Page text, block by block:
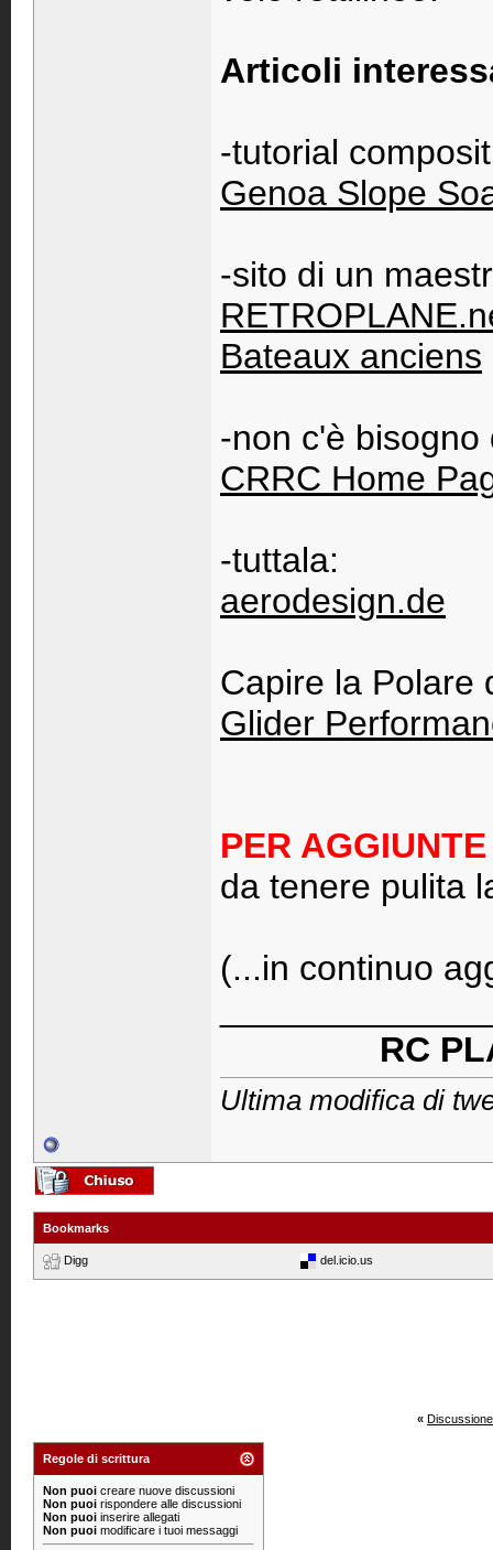
Articoli
-tutorial
Genoa Slope
-sito di un
Bateaux anciens
-non c'è
CRRC Home
-tuttala:
aerodesign.de
Capire la Polare
Glider
PER
da tenere pulita
(...in continuo
RC
Ultima modifica di
Bookmarks
Digg del.icio.us
«
Regole di scrittura
Non puoi creare nuove discussioni
Non puoi rispondere alle discussioni
Non puoi inserire allegati
Non puoi modificare i tuoi messaggi